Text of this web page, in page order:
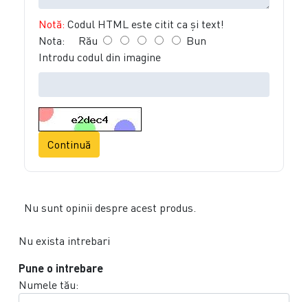
Notă: Codul HTML este citit ca şi text!
Nota: Rău
Bun
Introdu codul din imagine
Continuă
Nu sunt opinii despre acest produs.
Nu exista intrebari
Pune o intrebare
Numele tău: